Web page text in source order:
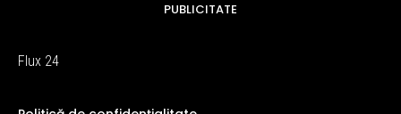
PUBLICITATE
Flux 24